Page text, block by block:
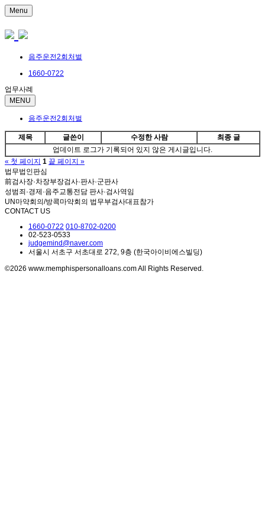
Menu
음주운전2회처벌
1660-0722
업무사례
MENU
음주운전2회처벌
제목 글쓴이 수정한 사람
최종 글
업데이트 로그가 기록되어 있지 않은 게시글입니다.
« 첫 페이지 1 끝 페이지 »
법무법인판심
前검사장·차장부장검사·판사·군판사
성범죄·경제·음주교통전담 판사·검사역임
UN마약회의/방콕마약회의 법무부검사대표참가
CONTACT US
1660-0722 010-8702-0200
02-523-0533
judgemind@naver.com
서울시 서초구 서초대로 272, 9층 (한국아이비에스빌딩)
©2026 www.memphispersonalloans.com All Rights Reserved.